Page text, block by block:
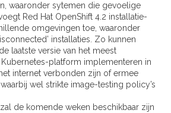
waaronder sytemen die gevoelige
Red Hat OpenShift 4.2 installatie-
omgevingen toe, waaronder
installaties. Zo kunnen
laatste versie van het meest
platform implementeren in
internet verbonden zijn of ermee
wel strikte image-testing policy’s
de komende weken beschikbaar zijn